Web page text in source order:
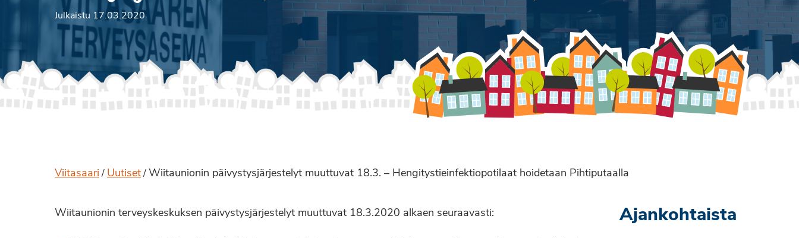
Julkaistu 17.03.2020
Viitasaari / Uutiset / Wiitaunionin päivystysjärjestelyt muuttuvat 18.3. – Hengitystieinfektiopotilaat hoidetaan Pihtiputaalla
Wiitaunionin terveyskeskuksen päivystysjärjestelyt muuttuvat 18.3.2020 alkaen seuraavasti: Ajankohtaista